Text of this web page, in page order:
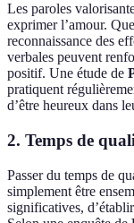
Les paroles
exprimer l’amour.
reconnaissance des
verbales peuvent
positif. Une étude de
pratiquent
d’être heureux dans
2. Temps de
Passer du temps de
simplement être
significatives,